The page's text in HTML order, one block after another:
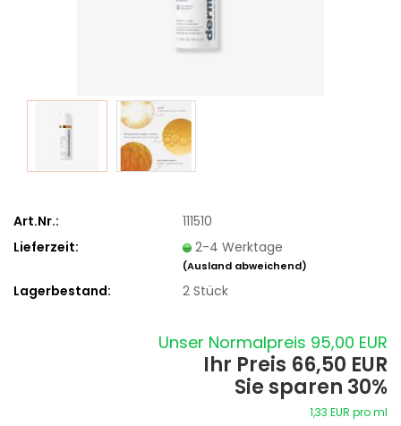
Art.Nr.:
111510
Lieferzeit:
2-4 Werktage
(Ausland abweichend)
Lagerbestand: 2Stück
Unser Normalpreis 95,00 EUR
Ihr Preis 66,50 EUR
Sie sparen 30%
1,33 EUR pro ml